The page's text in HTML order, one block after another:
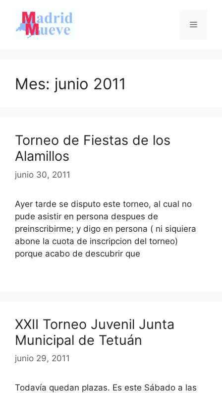
contenido
Menú
Mes: junio 2011
Torneo de Fiestas de los
Alamillos
junio 30, 2011
Ayer tarde se disputo este torneo, al cual no
pude asistir en persona despues de
preinscribirme; y digo en persona ( ni siquiera
abone la cuota de inscripcion del torneo)
porque acabo de descubrir que
XXII Torneo Juvenil Junta
Municipal de Tetuán
junio 29, 2011
Todavía quedan plazas. Es este Sábado a las